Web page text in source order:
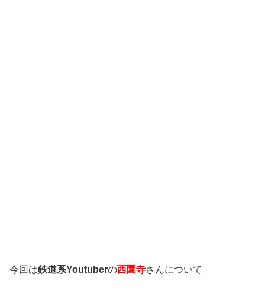
今回は鉄道系Youtuberの西園寺さんについて